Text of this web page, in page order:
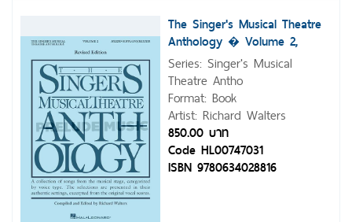
The Singer's Musical Theatre
Anthology � Volume 2,
Revised
Series: Singer's Musical
Theatre Antho
Format: Book
Artist: Richard Walters
850.00 บาท
Code HL00747031
ISBN 9780634028816